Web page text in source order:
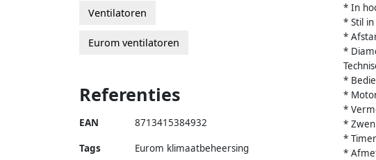
* In
* Stil
*
*
*
*
*
*
*
*
Ventilatoren
Eurom ventilatoren
Referenties
EAN 8713415384932
Tags
Eurom klimaatbeheersing